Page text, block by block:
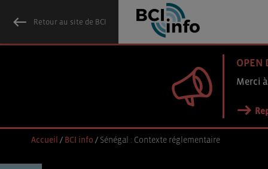
Retour au site de BCI
OPEN
Merci
Accueil / BCI info / Sénégal : Contexte réglementaire